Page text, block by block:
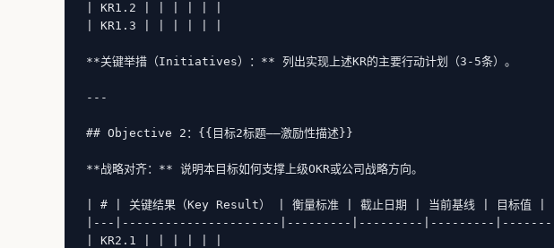
| KR1.2 | | | | | |
| KR1.3 | | | | | |
**关键举措（Initiatives）：** 列出实现上述KR的主要行动计划（3-5条）。
---
## Objective 2：{{目标2标题——激励性描述}}
**战略对齐：** 说明本目标如何支撑上级OKR或公司战略方向。
| # | 关键结果（Key Result） | 衡量标准 | 截止日期 | 当前基线 | 目标值 |
|---|----------------------|---------|---------|---------|-------|
| KR2.1 | | | | | |